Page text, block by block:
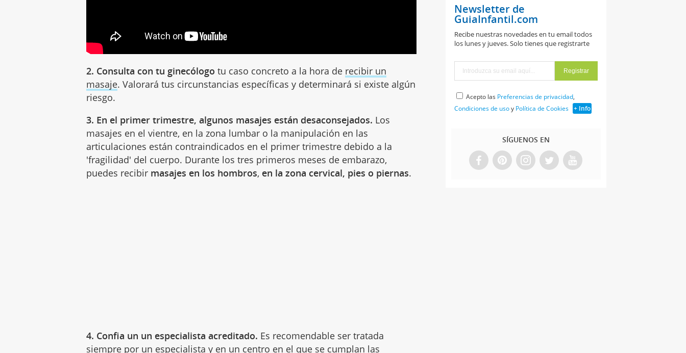
2. Consulta con tu ginecólogo tu caso concreto a la hora de recibir un
masaje. Valorará tus circunstancias específicas y determinará si existe algún
riesgo.
3. En el primer trimestre, algunos masajes están desaconsejados. Los
masajes en el vientre, en la zona lumbar o la manipulación en las
articulaciones están contraindicados en el primer trimestre debido a la
'fragilidad' del cuerpo. Durante los tres primeros meses de embarazo,
puedes recibir masajes en los hombros, en la zona cervical, pies o piernas.
4. Confia un un especialista acreditado. Es recomendable ser tratada
siempre por un especialista y en un centro en el que se cumplan las
Newsletter de
GuiaInfantil.com
Recibe nuestras novedades en tu email todos
los lunes y jueves. Solo tienes que registrarte
Acepto las Preferencias de privacidad,
Condiciones de usoy Política de Cookies + Info
SÍGUENOS EN